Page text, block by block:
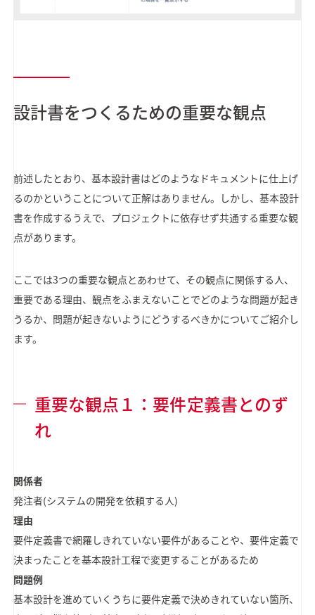
設計書をつくるための重要な観点
前述したとおり、基本設計書はどのようなドキュメントに仕上げ
るのかということについて正解はありません。しかし、基本設計
書を作成するうえで、プロジェクトに依存せず共通する重要な観
点があります。
ここでは3つの重要な観点とあわせて、その観点に関係する人、
重要である理由、観点をふまえないことでどのような問題が起き
うるか、問題が起きないようにどうするべきかについてご紹介し
ます。
重要な観点１：要件定義書とのず
れ
関係者
発注者(システムの開発を依頼する人)
理由
要件定義書で網羅しきれていない要件があることや、要件定義で
決まったことを基本設計工程で変更することがあるため
問題例
基本設計を進めていくうちに要件定義で決めきれていない箇所、